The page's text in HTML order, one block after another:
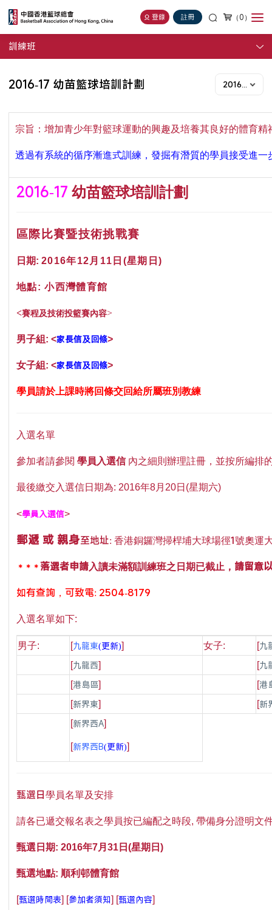
登錄 註冊 （0）
訓練班
2016-17 幼苗籃球培訓計劃 2016-17年度
宗旨：增加青少年對籃球運動的興趣及培養其良好的體育精
透過有系統的循序漸進式訓練，發掘有潛質的學員接受進一
2016-17幼苗籃球培訓計劃
區際比賽暨技術挑戰賽
日期:2016年12 月11 日 (星期日)
地點: 小西灣體育館
<賽程及技術投籃賽內容>
男子組: <家長信及回條>
女子組: <家長信及回條>
學員請於上課時將回條交回給所屬班別教練
入選名單
參加者請參閱學員入選信 內之細則辦理註冊，並按所編排
最後繳交入選信日期為: 2016年8月20日 (星期六)
<學員入選信>
郵遞 或 親身至地址:香港銅鑼灣掃桿埔大球場徑1號奧運
＊＊＊ 落選者申請入讀未滿額訓練班之日期已截止 ，請留意
如有查詢，可致電: 2504-8179
入選名單如下:
男子: [九龍東(更新)] 女子: [九
[九龍西] [九
[港島區] [港
[新界東] [新
[新界西A]
[新界西B(更新)]
甄選日學員名單及安排
請各已遞交報名表之學員按已編配之時段,帶備身分證明文
甄選日期: 2016年7月31 日(星期日)
甄選地點: 順利邨體育館
[甄選時間表] [參加者須知] [甄選內容]